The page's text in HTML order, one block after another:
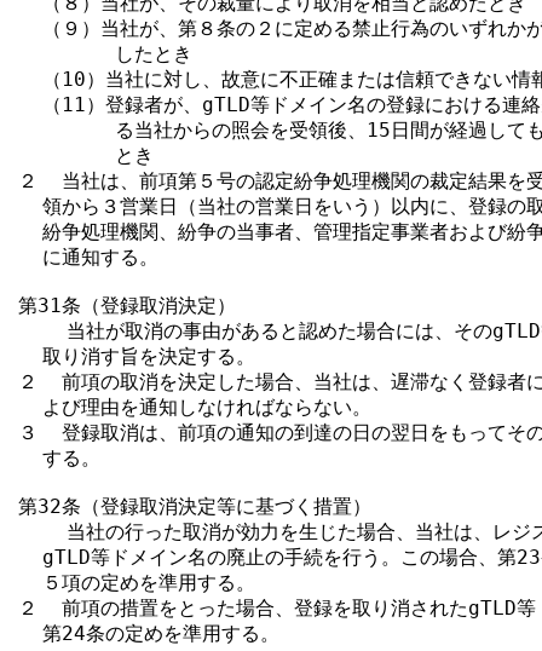
（９）当社が、第８条の２に定める禁止行為のいずれか
        したとき
（10）当社に対し、故意に不正確または信頼できない情
（11）登録者が、gTLD等ドメイン名の登録における連
る当社からの照会を受領後、15日間が経過して
        とき
２  当社は、前項第５号の認定紛争処理機関の裁定結果を
領から３営業日（当社の営業日をいう）以内に、登録の
紛争処理機関、紛争の当事者、管理指定事業者および紛
  に通知する。
第31条（登録取消決定）
当社が取消の事由があると認めた場合には、その
  取り消す旨を決定する。
２  前項の取消を決定した場合、当社は、遅滞なく登録者
  よび理由を通知しなければならない。
３  登録取消は、前項の通知の到達の日の翌日をもってそ
  する。
第32条（登録取消決定等に基づく措置）
当社の行った取消が効力を生じた場合、当社は、レジ
gTLD等ドメイン名の廃止の手続を行う。この場合、第
  ５項の定めを準用する。
２  前項の措置をとった場合、登録を取り消されたgTLD等
  第24条の定めを準用する。